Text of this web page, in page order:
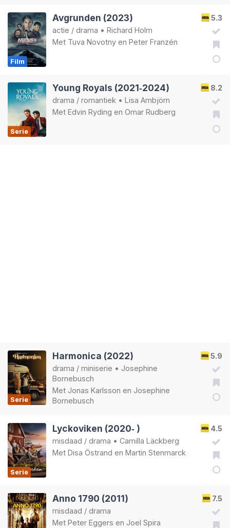
Film
5.3
Avgrunden (2023)
actie / drama • Richard Holm
Met Tuva Novotny en Peter Franzén
Serie
8.2
Young Royals (2021‑2024)
drama / romantiek • Lisa Ambjörn
Met Edvin Ryding en Omar Rudberg
Serie
5.9
Harmonica (2022)
drama / miniserie • Josephine
Bornebusch
Met Jonas Karlsson en Josephine
Bornebusch
Serie
4.5
Lyckoviken (2020‑ )
misdaad / drama • Camilla Läckberg
Met Disa Östrand en Martin Stenmarck
7.5
Anno 1790 (2011)
misdaad / drama
Met Peter Eggers en Joel Spira